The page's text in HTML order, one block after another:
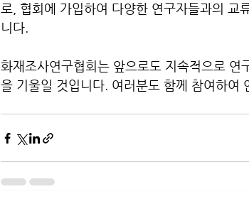
로, 협회에 가입하여 다양한 연구자들과의 교
니다.
화재조사연구협회는 앞으로도 지속적으로
을 기울일 것입니다. 여러분도 함께 참여하여